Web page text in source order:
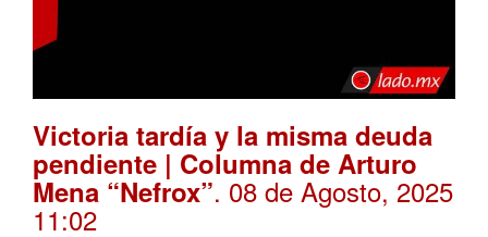
Victoria tardía y la misma deuda
pendiente | Columna de Arturo
Mena “Nefrox”. 08 de Agosto, 2025
11:02